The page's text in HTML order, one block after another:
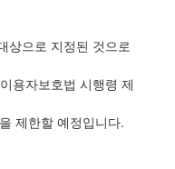
상으로 지정된 것으로
용자보호법 시행령 제
제한할 예정입니다.